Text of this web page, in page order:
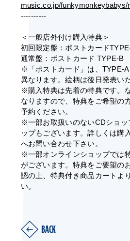
music.co.jp/funkymonkeybabys/
----------
＜一般店外付け購入特典＞
初回限定盤：ポストカード
通常盤：ポストカード TYPE-B
※「ポストカード」は、TYPE-
異なります。絵柄は後日発表い
※購入特典は先着の特典です。
なりますので、特典をご希望の
予約ください。
※一部お取扱いのないCDショッ
ップもございます。詳しくは購
へお問い合わせ下さい。
※一部オンラインショップでは
がございます。特典をご要望の
認の上、特典付き商品カートよ
い。
BACK